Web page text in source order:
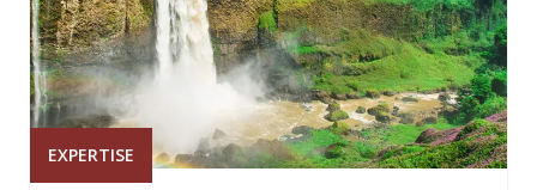
EXPERTISE